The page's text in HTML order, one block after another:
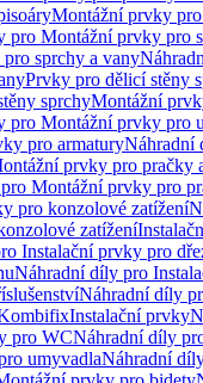
Montážní prvky
pro Montážní prvky pro
sprchy a vany
Prvky pro dělicí stěny
sprchyMontážní
pro Montážní prvky pro
pro armaturyNáhradní
prvky pro pračky
Montážní prvky pro
pro konzolové zatížení
zatížení
Instalační prvky pro
Náhradní díly pro
Náhradní díly
Instalační prvky
pro WCNáhradní díly
umyvadlaNáhradní